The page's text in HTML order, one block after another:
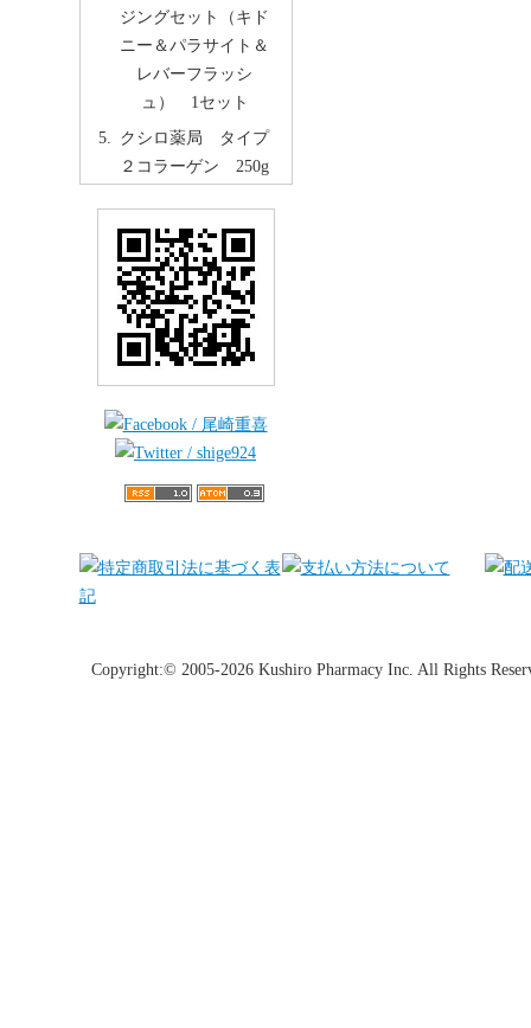
ジングセット（キド
ニー＆パラサイト＆
レバーフラッシ
ュ） 1セット
クシロ薬局 タイプ
２コラーゲン 250g
Copyright:© 2005-2026 Kushiro Pharmacy Inc. All Rights